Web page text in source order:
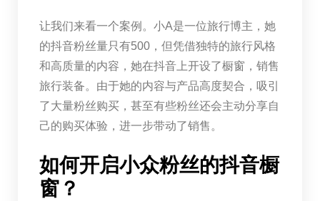
让我们来看一个案例。小A是一位旅行博主，她
的抖音粉丝量只有500，但凭借独特的旅行风格
和高质量的内容，她在抖音上开设了橱窗，销售
旅行装备。由于她的内容与产品高度契合，吸引
了大量粉丝购买，甚至有些粉丝还会主动分享自
己的购买体验，进一步带动了销售。
如何开启小众粉丝的抖音橱
窗？